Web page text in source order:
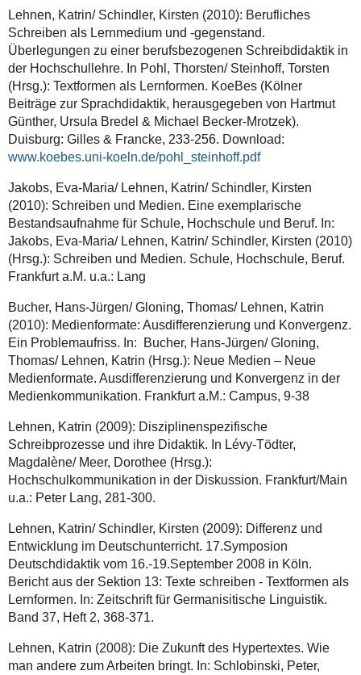
Lehnen, Katrin/ Schindler, Kirsten (2010): Berufliches
Schreiben als Lernmedium und -gegenstand.
Überlegungen zu einer berufsbezogenen Schreibdidaktik in
der Hochschullehre. In Pohl, Thorsten/ Steinhoff, Torsten
(Hrsg.): Textformen als Lernformen. KoeBes (Kölner
Beiträge zur Sprachdidaktik, herausgegeben von Hartmut
Günther, Ursula Bredel & Michael Becker-Mrotzek).
Duisburg: Gilles & Francke, 233-256. Download:
www.koebes.uni-koeln.de/pohl_steinhoff.pdf
Jakobs, Eva-Maria/ Lehnen, Katrin/ Schindler, Kirsten
(2010): Schreiben und Medien. Eine exemplarische
Bestandsaufnahme für Schule, Hochschule und Beruf. In:
Jakobs, Eva-Maria/ Lehnen, Katrin/ Schindler, Kirsten (2010)
(Hrsg.): Schreiben und Medien. Schule, Hochschule, Beruf.
Frankfurt a.M. u.a.: Lang
Bucher, Hans-Jürgen/ Gloning, Thomas/ Lehnen, Katrin
(2010): Medienformate: Ausdifferenzierung und Konvergenz.
Ein Problemaufriss. In: Bucher, Hans-Jürgen/ Gloning,
Thomas/ Lehnen, Katrin (Hrsg.): Neue Medien – Neue
Medienformate. Ausdifferenzierung und Konvergenz in der
Medienkommunikation. Frankfurt a.M.: Campus, 9-38
Lehnen, Katrin (2009): Disziplinenspezifische
Schreibprozesse und ihre Didaktik. In Lévy-Tödter,
Magdalène/ Meer, Dorothee (Hrsg.):
Hochschulkommunikation in der Diskussion. Frankfurt/Main
u.a.: Peter Lang, 281-300.
Lehnen, Katrin/ Schindler, Kirsten (2009): Differenz und
Entwicklung im Deutschunterricht. 17.Symposion
Deutschdidaktik vom 16.-19.September 2008 in Köln.
Bericht aus der Sektion 13: Texte schreiben - Textformen als
Lernformen. In: Zeitschrift für Germanisitische Linguistik.
Band 37, Heft 2, 368-371.
Lehnen, Katrin (2008): Die Zukunft des Hypertextes. Wie
man andere zum Arbeiten bringt. In: Schlobinski, Peter,